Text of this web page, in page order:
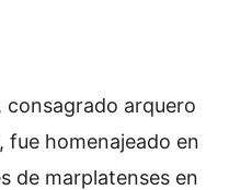
, consagrado arquero
fue homenajeado en
de marplatenses en